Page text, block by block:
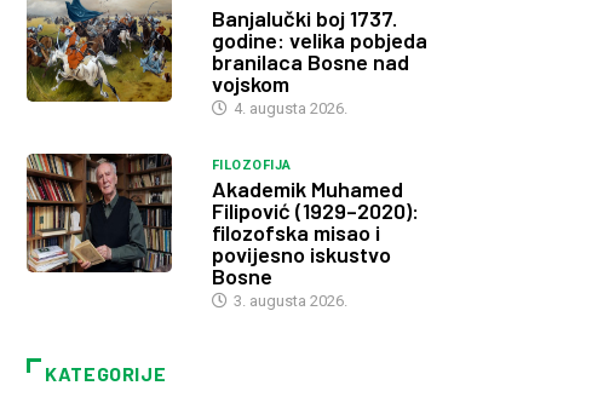
Banjalučki boj 1737.
godine: velika pobjeda
branilaca Bosne nad
vojskom
4. augusta 2026.
FILOZOFIJA
Akademik Muhamed
Filipović (1929–2020):
filozofska misao i
povijesno iskustvo
Bosne
3. augusta 2026.
KATEGORIJE